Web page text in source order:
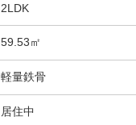
2LDK
59.53㎡
軽量鉄骨
居住中